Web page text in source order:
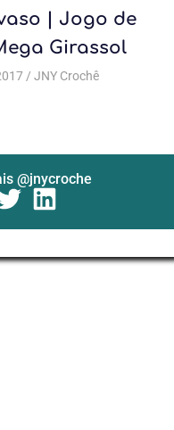
Mega Girassol
| Jogo de
Girassol
JNY CrochêJogo de
Crochê,Jogo
@jnycroche